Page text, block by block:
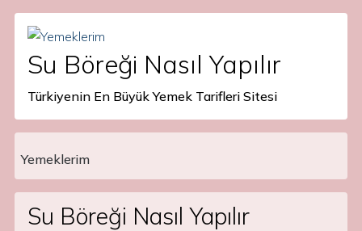
Su Böreği Nasıl Yapılır
Türkiyenin En Büyük Yemek Tarifleri Sitesi
Main Navigation
Yemeklerim
Su Böreği Nasıl Yapılır